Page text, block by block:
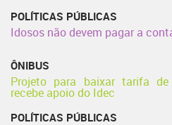
POLÍTICAS PÚBLICAS
Idosos não devem pagar a
ÔNIBUS
Projeto para baixar tarifa
recebe apoio do Idec
POLÍTICAS PÚBLICAS